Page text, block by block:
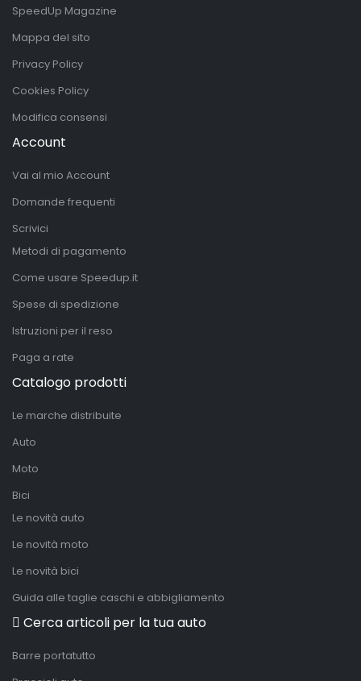
SpeedUp Magazine
Mappa del sito
Privacy Policy
Cookies Policy
Modifica consensi
Account
Vai al mio Account
Domande frequenti
Scrivici
Metodi di pagamento
Come usare Speedup.it
Spese di spedizione
Istruzioni per il reso
Paga a rate
Catalogo prodotti
Le marche distribuite
Auto
Moto
Bici
Le novità auto
Le novità moto
Le novità bici
Guida alle taglie caschi e abbigliamento
Cerca articoli per la tua auto
Barre portatutto